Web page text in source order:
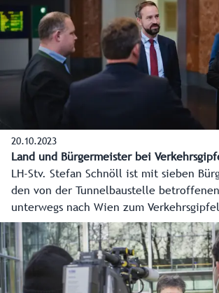
20.10.2023
Land und Bürgermeister bei
LH-Stv. Stefan Schnöll ist mit sieben Bürgermeistern aus
den von der Tunnelbaustelle
unterwegs nach Wien zum
Bundesministerin Leonore Gewessler.
Verbesserung der Stausituation.